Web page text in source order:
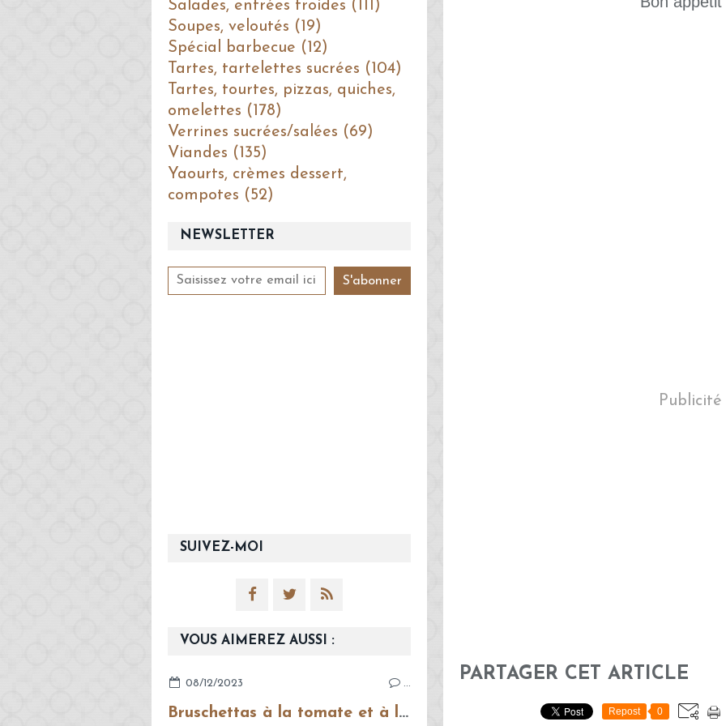
Publicité
PARTAGER CET ARTICLE
Repost 0
NEWSLETTER
SUIVEZ-MOI
VOUS AIMEREZ AUSSI :
08/12/2023 …
Bruschettas à la tomate et à la mozzarella
Salades, entrées froides (111)
Soupes, veloutés (19)
Spécial barbecue (12)
Tartes, tartelettes sucrées (104)
Tartes, tourtes, pizzas, quiches,
omelettes (178)
Verrines sucrées/salées (69)
Viandes (135)
Yaourts, crèmes dessert,
compotes (52)